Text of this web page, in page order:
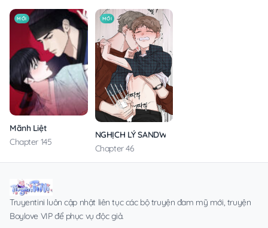
MỚI
Mãnh Liệt
Chapter 145
MỚI
NGHỊCH LÝ SANDWICH
Chapter 46
Truyentini luôn cập nhật liên tục các bộ truyện đam mỹ mới, truyện
Boylove VIP để phục vụ độc giả.